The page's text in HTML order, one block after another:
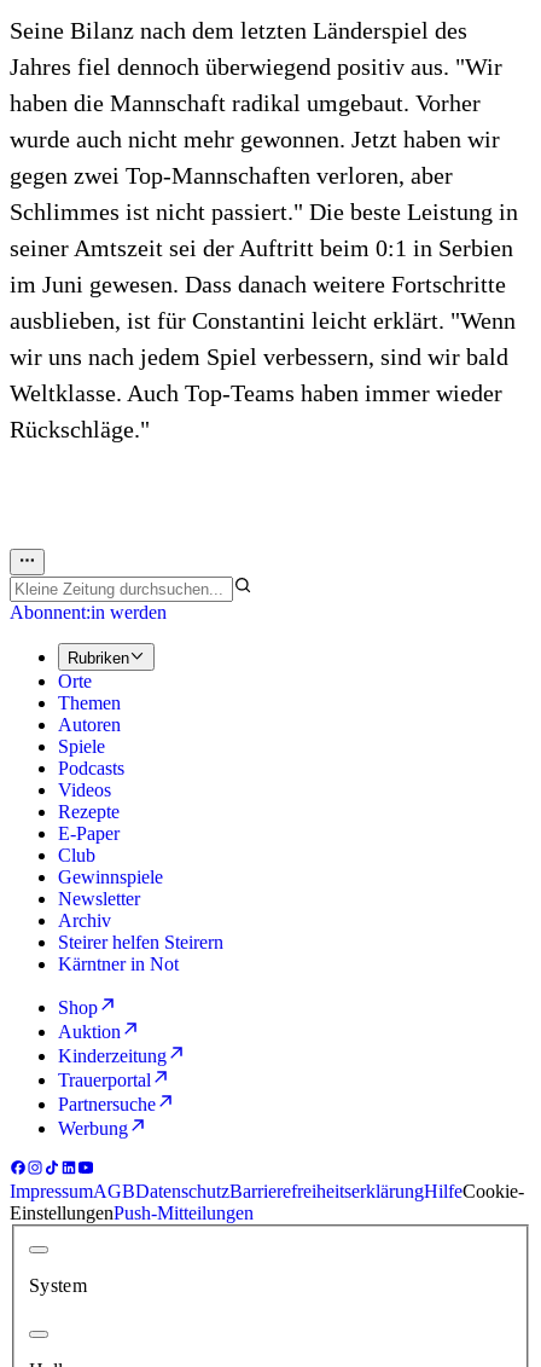
Seine Bilanz nach dem letzten Länderspiel des
Jahres fiel dennoch überwiegend positiv aus. "Wir
haben die Mannschaft radikal umgebaut. Vorher
wurde auch nicht mehr gewonnen. Jetzt haben wir
gegen zwei Top-Mannschaften verloren, aber
Schlimmes ist nicht passiert." Die beste Leistung in
seiner Amtszeit sei der Auftritt beim 0:1 in Serbien
im Juni gewesen. Dass danach weitere Fortschritte
ausblieben, ist für Constantini leicht erklärt. "Wenn
wir uns nach jedem Spiel verbessern, sind wir bald
Weltklasse. Auch Top-Teams haben immer wieder
Rückschläge."
Abonnent:in werden
Rubriken
Orte
Themen
Autoren
Spiele
Podcasts
Videos
Rezepte
E-Paper
Club
Gewinnspiele
Newsletter
Archiv
Steirer helfen Steirern
Kärntner in Not
Shop
Auktion
Kinderzeitung
Trauerportal
Partnersuche
Werbung
ImpressumAGBDatenschutzBarrierefreiheitserklärungHilfeCookie-
EinstellungenPush-Mitteilungen
System